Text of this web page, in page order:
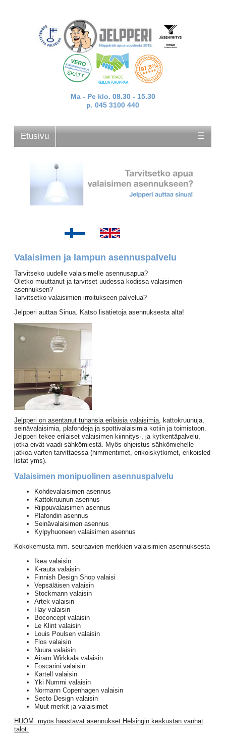
Ma - Pe klo. 08.30 - 15.30
p. 045 3100 440
Etusivu ☰
Valaisimen ja lampun asennuspalvelu
Tarvitseko uudelle valaisimelle asennusapua?
Oletko muuttanut ja tarvitset uudessa kodissa valaisimen
asennuksen?
Tarvitsetko valaisimien irroitukseen palvelua?
Jelpperi auttaa Sinua. Katso lisätietoja asennuksesta alta!
Jelpperi on asentanut tuhansia erilaisia valaisimia , kattokruunuja,
seinävalaisimia, plafondeja ja spottivalaisimia kotiin ja toimistoon.
Jelpperi tekee erilaiset valaisimen kiinnitys-, ja kytkentäpalvelu,
jotka eivät vaadi sähkömiestä. Myös ohjeistus sähkömiehelle
jatkoa varten tarvittaessa (himmentimet, erikoiskytkimet, erikoisled
listat yms).
Valaisimen monipuolinen asennuspalvelu
Kohdevalaisimen asennus
Kattokruunun asennus
Riippuvalaisimen asennus
Plafondin asennus
Seinävalaisimen asennus
Kylpyhuoneen valaisimen asennus
Kokokemusta mm. seuraavien merkkien valaisimien asennuksesta
Ikea valaisin
K-rauta valaisin
Finnish Design Shop valaisi
Vepsäläisen valaisin
Stockmann valaisin
Artek valaisin
Hay valaisin
Boconcept valaisin
Le Klint valaisin
Louis Poulsen valaisin
Flos valaisin
Nuura valaisin
Airam Wirkkala valaisin
Foscarini valaisin
Kartell valaisin
Yki Nummi valaisin
Normann Copenhagen valaisin
Secto Design valaisin
Muut merkit ja valaisimet
HUOM. myös haastavat asennukset Helsingin keskustan vanhat
talot.